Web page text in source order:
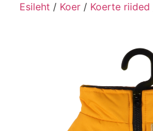
Esileht / Koer / Koerte riided